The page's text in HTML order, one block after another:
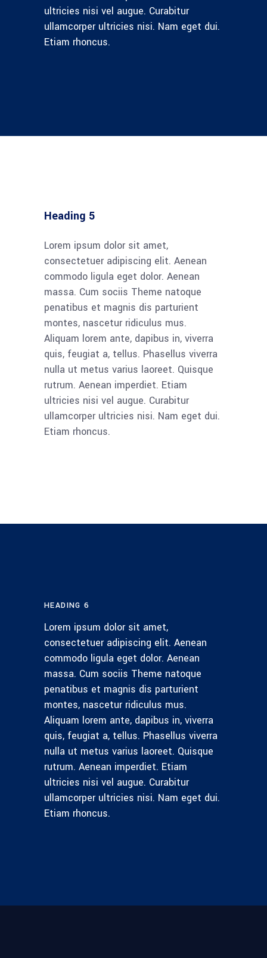
ultricies nisi vel augue. Curabitur
ullamcorper ultricies nisi. Nam eget dui.
Etiam rhoncus.
Heading 5
Lorem ipsum dolor sit amet,
consectetuer adipiscing elit. Aenean
commodo ligula eget dolor. Aenean
massa. Cum sociis Theme natoque
penatibus et magnis dis parturient
montes, nascetur ridiculus mus.
Aliquam lorem ante, dapibus in, viverra
quis, feugiat a, tellus. Phasellus viverra
nulla ut metus varius laoreet. Quisque
rutrum. Aenean imperdiet. Etiam
ultricies nisi vel augue. Curabitur
ullamcorper ultricies nisi. Nam eget dui.
Etiam rhoncus.
HEADING 6
Lorem ipsum dolor sit amet,
consectetuer adipiscing elit. Aenean
commodo ligula eget dolor. Aenean
massa. Cum sociis Theme natoque
penatibus et magnis dis parturient
montes, nascetur ridiculus mus.
Aliquam lorem ante, dapibus in, viverra
quis, feugiat a, tellus. Phasellus viverra
nulla ut metus varius laoreet. Quisque
rutrum. Aenean imperdiet. Etiam
ultricies nisi vel augue. Curabitur
ullamcorper ultricies nisi. Nam eget dui.
Etiam rhoncus.